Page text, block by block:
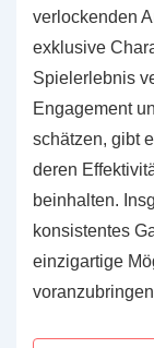
verlockenden
exklusive
Spielerlebnis
Engagement
schätzen, gibt
deren
beinhalten.
konsistentes
einzigartige